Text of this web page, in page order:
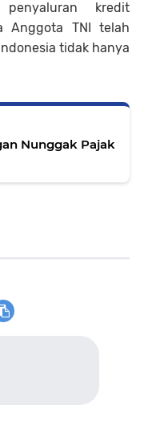
kredit
Anggota TNI telah
tidak hanya
Nunggak Pajak